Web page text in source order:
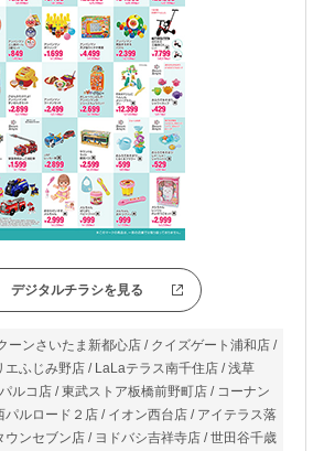
デジタルチラシを見る
ーンさいたま新都心店 / クイズゲート浦和店 /
エふじみ野店 / LaLaテラス南千住店 / 浅草
ルコ店 / 東武ストア板橋前野町店 / コーナン
パルロード２店 / イオン西台店 / アイテラス落
ウンセブン店 / ヨドバシ吉祥寺店 / 世田谷千歳